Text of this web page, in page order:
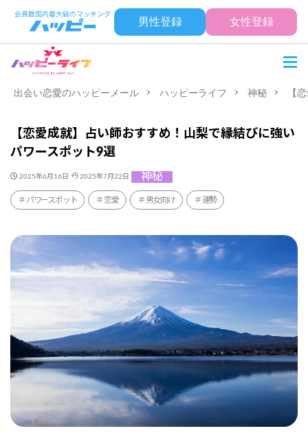
男性登録 女性登録
出会い恋愛のハッピーメール ハッピーライフ 神秘 【
【恋愛成就】占い師おすすめ！山梨で縁結びに強い
パワースポット9選
2025年6月16日 2025年7月22日 神秘
パワースポット 恋愛 男女向け 運勢